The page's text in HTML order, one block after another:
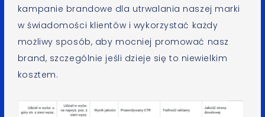
kampanie brandowe dla utrwalania naszej marki
w świadomości klientów i wykorzystać każdy
możliwy sposób, aby mocniej promować nasz
brand, szczególnie jeśli dzieje się to niewielkim
kosztem.